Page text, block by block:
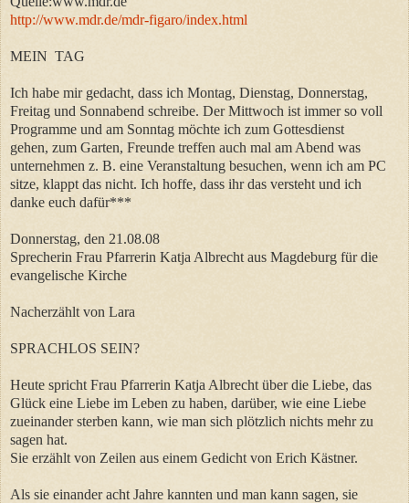
http://www.mdr.de/mdr-figaro/index.html
MEIN TAG
Ich habe mir gedacht, dass ich Montag, Dienstag, Donnerstag,
Freitag und Sonnabend schreibe. Der Mittwoch ist immer so voll
Programme und am Sonntag möchte ich zum Gottesdienst
gehen, zum Garten, Freunde treffen auch mal am Abend was
unternehmen z. B. eine Veranstaltung besuchen, wenn ich am PC
sitze, klappt das nicht. Ich hoffe, dass ihr das versteht und ich
danke euch dafür***
Donnerstag, den 21.08.08
Sprecherin Frau Pfarrerin Katja Albrecht aus Magdeburg für die
evangelische Kirche
Nacherzählt von Lara
SPRACHLOS SEIN?
Heute spricht Frau Pfarrerin Katja Albrecht über die Liebe, das
Glück eine Liebe im Leben zu haben, darüber, wie eine Liebe
zueinander sterben kann, wie man sich plötzlich nichts mehr zu
sagen hat.
Sie erzählt von Zeilen aus einem Gedicht von Erich Kästner.
Als sie einander acht Jahre kannten und man kann sagen, sie